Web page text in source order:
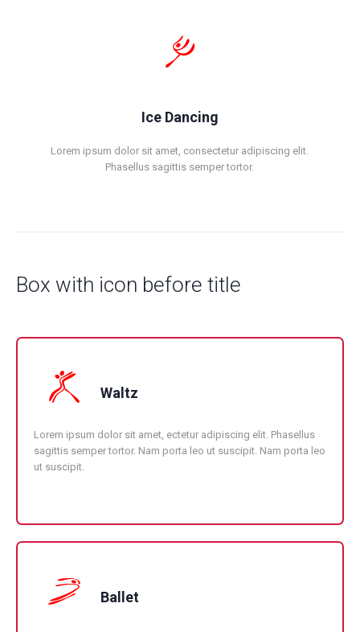
Ice Dancing
Lorem ipsum dolor sit amet, consectetur adipiscing elit.
Phasellus sagittis semper tortor.
Box with icon before title
Waltz
Lorem ipsum dolor sit amet, ectetur adipiscing elit. Phasellus
sagittis semper tortor. Nam porta leo ut suscipit. Nam porta leo
ut suscipit.
Ballet